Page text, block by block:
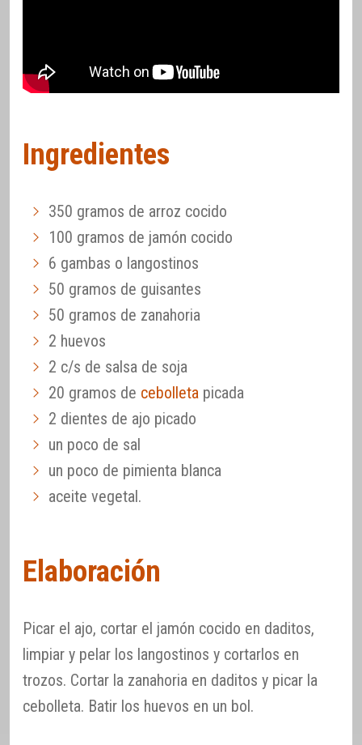
Ingredientes
350 gramos de arroz cocido
100 gramos de jamón cocido
6 gambas o langostinos
50 gramos de guisantes
50 gramos de zanahoria
2 huevos
2 c/s de salsa de soja
20 gramos de cebolleta picada
2 dientes de ajo picado
un poco de sal
un poco de pimienta blanca
aceite vegetal.
Elaboración
Picar el ajo, cortar el jamón cocido en daditos,
limpiar y pelar los langostinos y cortarlos en
trozos. Cortar la zanahoria en daditos y picar la
cebolleta. Batir los huevos en un bol.